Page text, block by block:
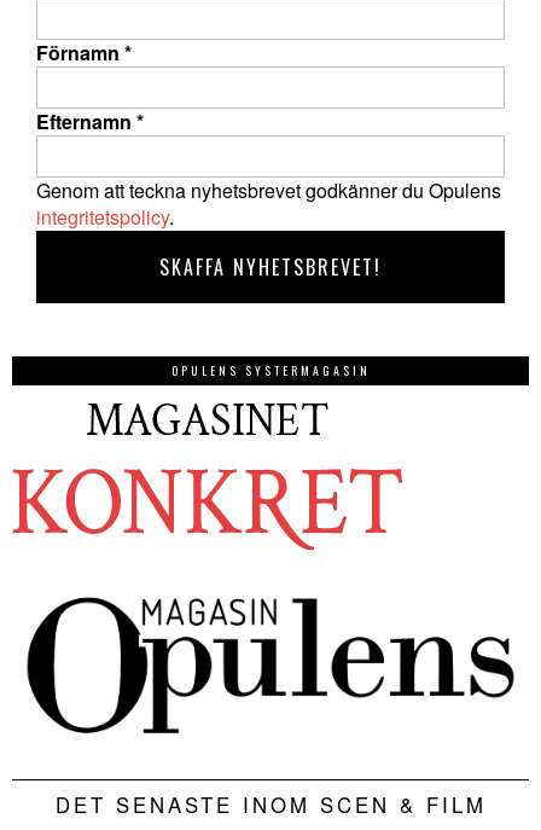
Förnamn *
Efternamn *
Genom att teckna nyhetsbrevet godkänner du Opulens
integritetspolicy.
OPULENS SYSTERMAGASIN
DET SENASTE INOM SCEN & FILM